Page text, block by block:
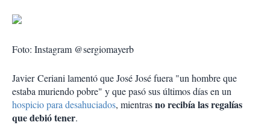
Foto: Instagram @sergiomayerb
Javier Ceriani lamentó que José José fuera "un hombre que
estaba muriendo pobre" y que pasó sus últimos días en un
hospicio para desahuciados, mientrasno recibía las regalías
que debió tener.